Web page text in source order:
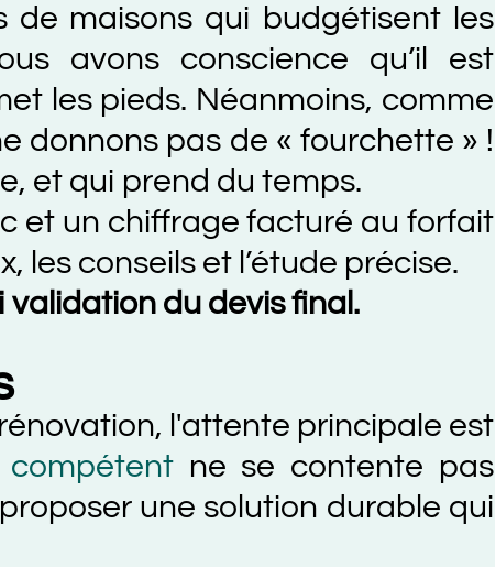
qui budgétisent les
conscience qu’il est
pieds. Néanmoins, comme
pas de « fourchette » !
prend du temps.
chiffrage facturé au forfait
et l’étude précise.
du devis final.
l'attente principale est
ne se contente pas
une solution durable qui